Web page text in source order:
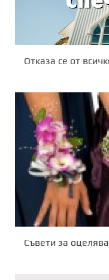
Отказа се от
Съвети за